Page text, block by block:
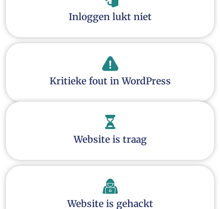
Inloggen lukt niet
Kritieke fout in WordPress
Website is traag
Website is gehackt